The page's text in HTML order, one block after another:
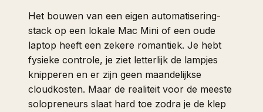
Het bouwen van een eigen automatisering-
stack op een lokale Mac Mini of een oude
laptop heeft een zekere romantiek. Je hebt
fysieke controle, je ziet letterlijk de lampjes
knipperen en er zijn geen maandelijkse
cloudkosten. Maar de realiteit voor de meeste
solopreneurs slaat hard toe zodra je de klep